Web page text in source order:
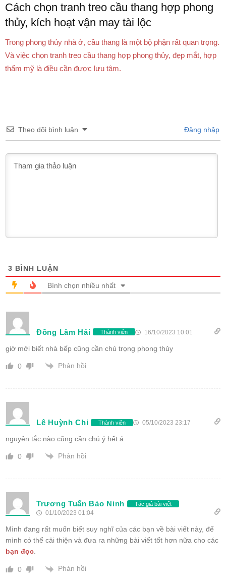
Cách chọn tranh treo cầu thang hợp phong
thủy, kích hoạt vận may tài lộc
Trong phong thủy nhà ở, cầu thang là một bộ phận rất quan trọng.
Và việc chọn tranh treo cầu thang hợp phong thủy, đẹp mắt, hợp
thẩm mỹ là điều cần được lưu tâm.
Theo dõi bình luận Đăng nhập
3 BÌNH LUẬN
Bình chọn nhiều nhất
Đồng Lâm Hải Thành viên 16/10/2023 10:01
giờ mới biết nhà bếp cũng cần chú trọng phong thủy
0 Phản hồi
Lê Huỳnh Chi Thành viên 05/10/2023 23:17
nguyên tắc nào cũng cần chú ý hết á
0 Phản hồi
Trương Tuấn Bảo Ninh Tác giả bài viết
01/10/2023 01:04
Mình đang rất muốn biết suy nghĩ của các bạn về bài viết này, để
mình có thể cải thiện và đưa ra những bài viết tốt hơn nữa cho các
bạn đọc.
0 Phản hồi